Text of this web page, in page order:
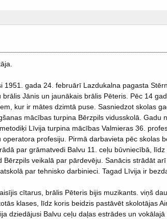
1951. gada 24. februārī Lazdukalna pagasta
brālis Jānis un jaunākais brālis Pēteris. Pēc 14
kur ir mātes dzimtā puse. Sasniedzot skolas
mācības turpina Bērzpils vidusskolā. Gadu
Līvija turpina mācības Valmieras 36.
operatora profesiju. Pirmā darbavieta pēc skolas
par grāmatvedi Balvu 11. ceļu būvniecībā,
veikalā par pārdevēju. Sanācis strādāt
par tehnisko darbinieci. Tagad Līvija ir
cītarus, brālis Pēteris bijis muzikants. viņš
klases, līdz koris beidzis pastāvēt skolotājas
dziedājusi Balvu ceļu daļas estrādes un